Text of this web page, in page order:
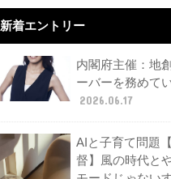
新着エントリー
内閣府主催：地
ーバーを務めて
2026.06.17
AIと子育て問題
督】風の時代と